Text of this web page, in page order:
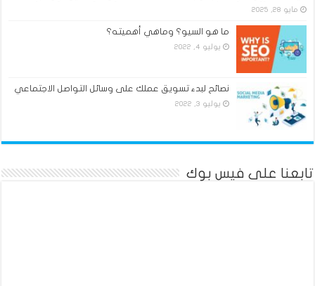
مايو 28, 2025
ما هو السيو؟ وماهي أهميته؟
يوليو 4, 2022
نصائح لبدء تسويق عملك على وسائل التواصل الاجتماعي
يوليو 3, 2022
تابعنا على فيس بوك